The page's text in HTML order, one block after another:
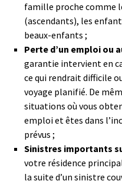
famille proche comme
(ascendants), les
beaux-enfants ;
Perte d’un emploi ou
garantie intervient en
ce qui rendrait difficile
voyage planifié. De
situations où vous
emploi et êtes dans
prévus ;
Sinistres importants
votre résidence
la suite d’un sinistre